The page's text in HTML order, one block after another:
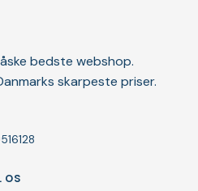
bedste webshop.
skarpeste priser.
OS